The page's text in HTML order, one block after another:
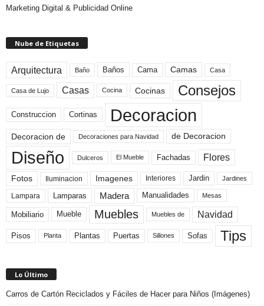
Marketing Digital & Publicidad Online
Nube de Etiquetas
Arquitectura Baño Baños Cama Camas Casa
Casa de Lujo Casas Cocina Cocinas Consejos
Construccion Cortinas Decoracion
Decoracion de Decoraciones para Navidad de Decoracion
Diseño Dulceros El Mueble Fachadas Flores
Fotos Iluminacion Imagenes Interiores Jardin Jardines
Lampara Lamparas Madera Manualidades Mesas
Mobiliario Mueble Muebles Muebles de Navidad
Pisos Planta Plantas Puertas Sillones Sofas Tips
Lo Último
Carros de Cartón Reciclados y Fáciles de Hacer para Niños (Imágenes)